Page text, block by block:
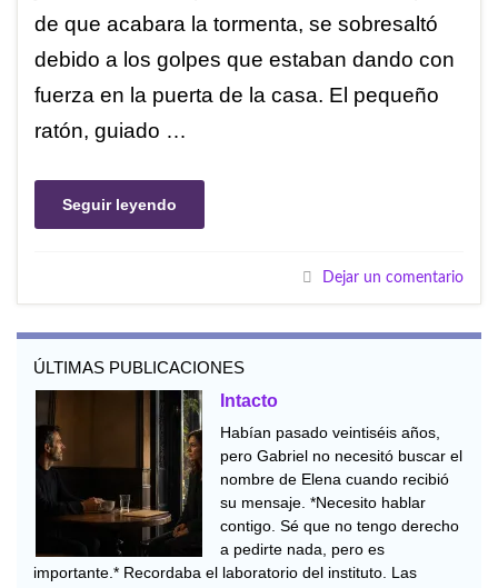
de que acabara la tormenta, se sobresaltó
debido a los golpes que estaban dando con
fuerza en la puerta de la casa. El pequeño
ratón, guiado …
Seguir leyendo
Dejar un comentario
ÚLTIMAS PUBLICACIONES
Intacto
Habían pasado veintiséis años,
pero Gabriel no necesitó buscar el
nombre de Elena cuando recibió
su mensaje. *Necesito hablar
contigo. Sé que no tengo derecho
a pedirte nada, pero es
importante.* Recordaba el laboratorio del instituto. Las